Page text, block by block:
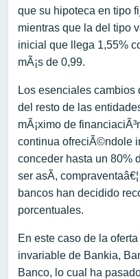
que su hipoteca en tipo
mientras que la del tipo
inicial que llega 1,55%
mÃ¡s de 0,99.
Los esenciales cambios
del resto de las
mÃ¡ximo de
continua ofreciÃ©ndole
conceder hasta un 80%
ser asÃ­,
bancos han decidido
porcentuales.
En este caso de la
invariable de Bankia,
Banco, lo cual ha